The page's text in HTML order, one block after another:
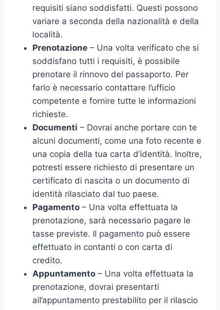
requisiti siano soddisfatti. Questi possono
variare a seconda della nazionalità e della
località.
Prenotazione – Una volta verificato che si
soddisfano tutti i requisiti, è possibile
prenotare il rinnovo del passaporto. Per
farlo è necessario contattare l’ufficio
competente e fornire tutte le informazioni
richieste.
Documenti – Dovrai anche portare con te
alcuni documenti, come una foto recente e
una copia della tua carta d’identità. Inoltre,
potresti essere richiesto di presentare un
certificato di nascita o un documento di
identità rilasciato dal tuo paese.
Pagamento – Una volta effettuata la
prenotazione, sarà necessario pagare le
tasse previste. Il pagamento può essere
effettuato in contanti o con carta di
credito.
Appuntamento – Una volta effettuata la
prenotazione, dovrai presentarti
all’appuntamento prestabilito per il rilascio